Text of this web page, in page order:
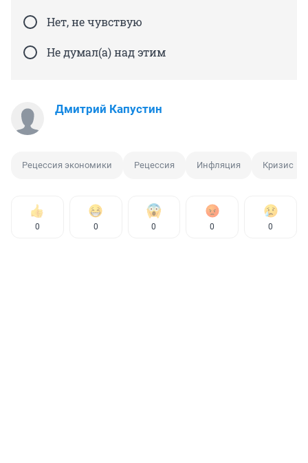
Нет, не чувствую
Не думал(а) над этим
Дмитрий Капустин
Рецессия экономики Рецессия Инфляция Кризис
0 0 0 0 0